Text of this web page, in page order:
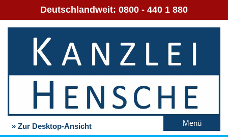
Deutschlandweit: 0800 - 440 1 880
» Zur Desktop-Ansicht Menü